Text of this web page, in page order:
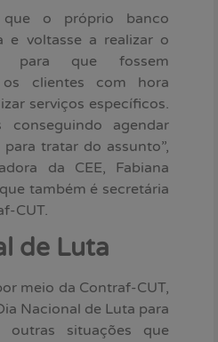
que o próprio banco
e voltasse a realizar o
para que fossem
os clientes com hora
serviços específicos.
conseguindo agendar
tratar do assunto”,
da CEE, Fabiana
também é secretária
CUT.
de Luta
meio da Contraf-CUT,
Nacional de Luta para
outras situações que